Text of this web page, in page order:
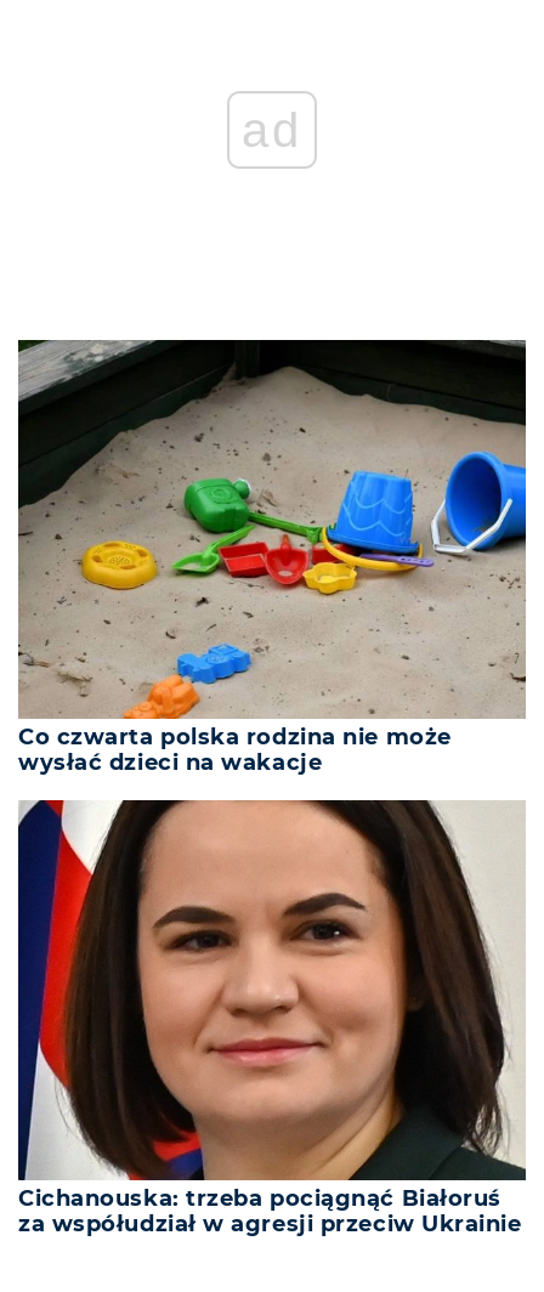
ad
Co czwarta polska rodzina nie może
wysłać dzieci na wakacje
Cichanouska: trzeba pociągnąć Białoruś
za współudział w agresji przeciw Ukrainie